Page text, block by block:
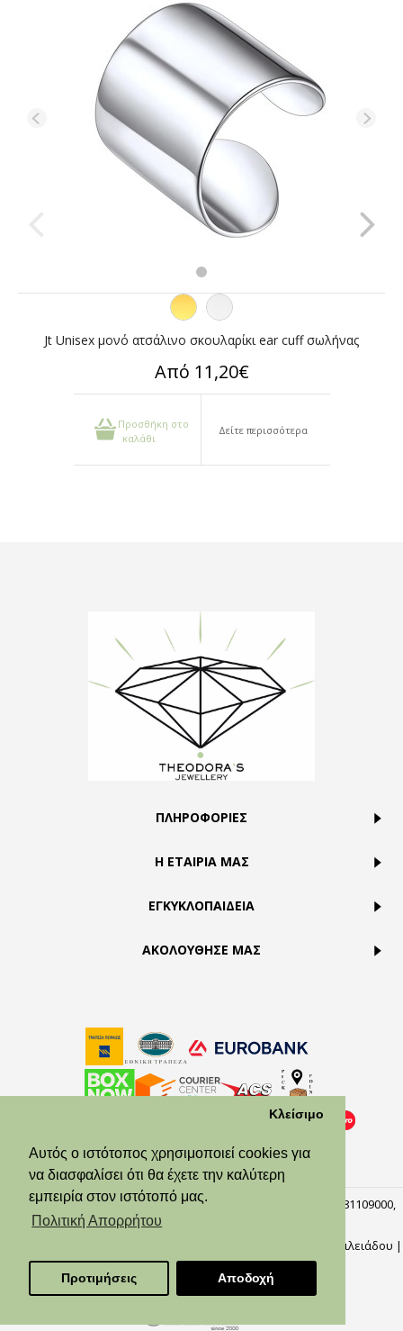
Αυτός ο ιστότοπος χρησιμοποιεί cookies για
να διασφαλίσει ότι θα έχετε την καλύτερη
εμπειρία στον ιστότοπό μας.
Πολιτική Απορρήτου
Κλείσιμο
Προτιμήσεις Αποδοχή
Jt Unisex μονό ατσάλινο σκουλαρίκι ear cuff σωλήνας
Από 11,20€
Προσθήκη στο
καλάθι
Δείτε περισσότερα
ΠΛΗΡΟΦΟΡΙΕΣ
Η ΕΤΑΙΡΙΑ ΜΑΣ
ΕΓΚΥΚΛΟΠΑΙΔΕΙΑ
ΑΚΟΛΟΥΘΗΣΕ ΜΑΣ
© Theodora’s Jewelry 2026. All Rights Reserved. ΑΡ.ΓΕΜΗ:158381109000,
Πειραιάς, 18537.
Ναυσικά Βασιλειάδου |
Προγραμματιστής: Κωνσταντίνος Κοκορδέλης
Web Design